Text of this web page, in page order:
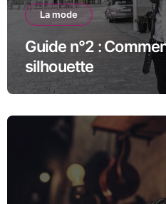
La mode
Guide n°2 :
silhouette